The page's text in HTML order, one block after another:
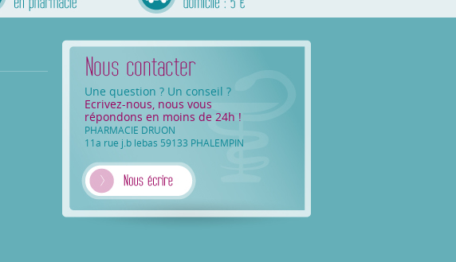
Une question ? Un conseil ?
Ecrivez-nous, nous vous
répondons en moins de 24h !
PHARMACIE DRUON
11a rue j.b lebas 59133 PHALEMPIN